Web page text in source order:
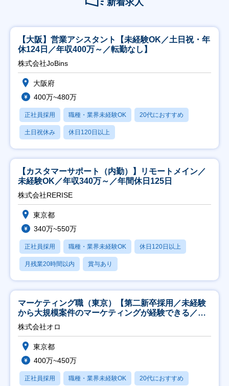
【大阪】営業アシスタント【未経験OK／土日祝・年
休124日／年収400万～／転勤なし】
株式会社JoBins
大阪府
400万~480万
正社員採用 職種・業界未経験OK 20代におすすめ
土日祝休み 休日120日以上
【カスタマーサポート（内勤）】リモートメイン／
未経験OK／年収340万～／年間休日125日
株式会社RERISE
東京都
340万~550万
正社員採用 職種・業界未経験OK 休日120日以上
月残業20時間以内 賞与あり
マーケティング職（東京）【第二新卒採用／未経験
から大規模案件のマーケティングが経験できる／研
修充実】
株式会社オロ
東京都
400万~450万
正社員採用 職種・業界未経験OK 20代におすすめ